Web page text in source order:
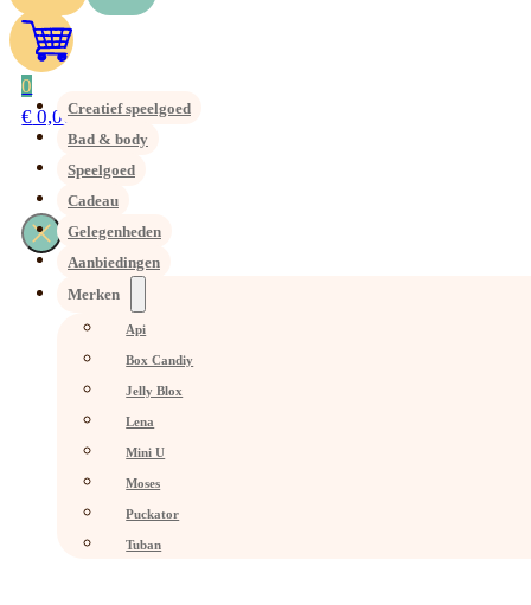
0
€ 0,00Creatief speelgoed
Bad & body
Speelgoed
Cadeau
Gelegenheden
Aanbiedingen
Merken
Api
Box Candiy
Jelly Blox
Lena
Mini U
Moses
Puckator
Tuban